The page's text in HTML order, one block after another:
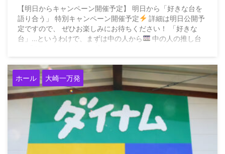
の人がわかってると話題に
【明日からキャンペーン開催予定】 明日から「好きな台を
語り合う」 特別キャンペーン開催予定
詳細は明日公開予
定ですので、 ぜひお楽しみにお待ちください！ 「好きな
台」…というわけで、まずは中の人から
中の人の推し台
ンド［公式］ (@goraku2020_pb) May 8, 2026
ホール 大崎一万発